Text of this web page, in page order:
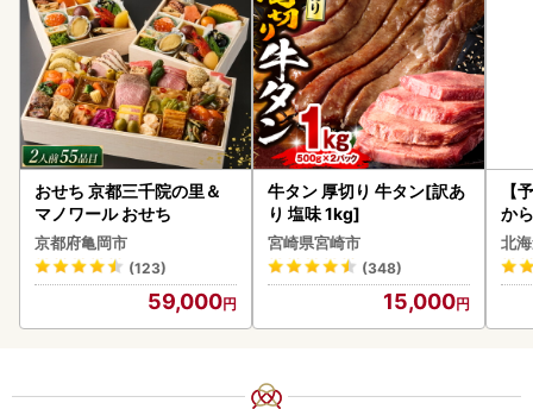
おせち 京都三千院の里＆
マノワール おせち
京都府亀岡市
(123)
59,000
牛タン 厚切り 牛タン[訳あ
り 塩味 1kg]
宮崎県宮崎市
(348)
15,000
【
か
ら
g (
)【
北